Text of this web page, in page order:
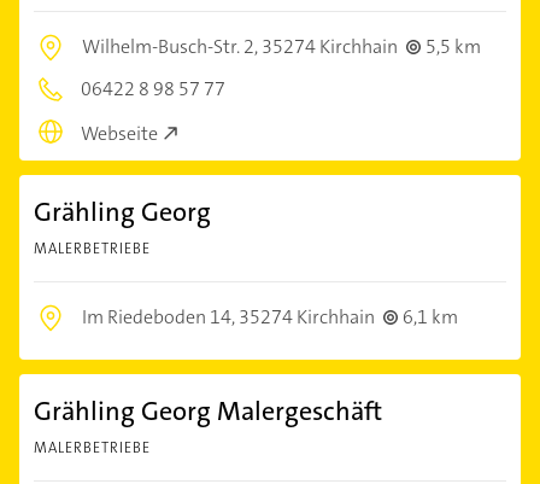
Wilhelm-Busch-Str. 2,35274 Kirchhain
5,5 km
06422 8 98 57 77
Webseite
Grähling Georg
MALERBETRIEBE
Im Riedeboden 14,35274 Kirchhain 6,1 km
Grähling Georg Malergeschäft
MALERBETRIEBE